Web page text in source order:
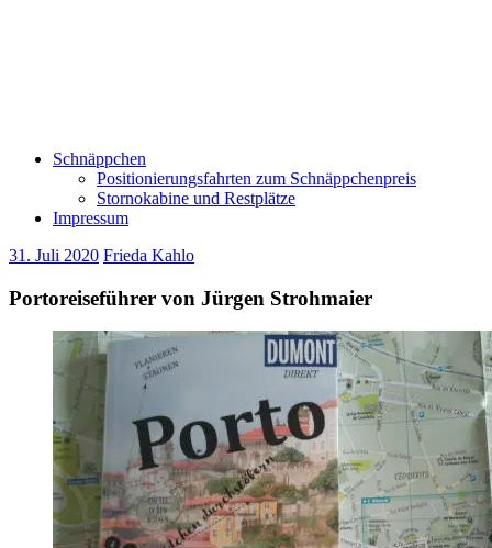
Schnäppchen
Positionierungsfahrten zum Schnäppchenpreis
Stornokabine und Restplätze
Impressum
31. Juli 2020 Frieda Kahlo
Portoreiseführer von Jürgen Strohmaier